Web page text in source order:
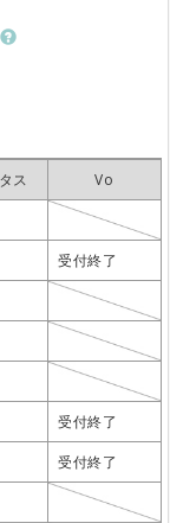
ス
Vo
受付終了
受付終了
受付終了
ス
Vo
受付終了
受付終了
受付終了
ス
Vo
受付終了
受付終了
受付終了
ス
Vo
受付終了
受付終了
受付終了